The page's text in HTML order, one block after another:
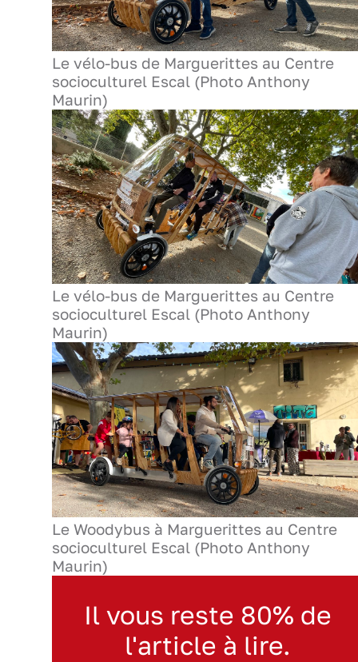
Le vélo-bus de Marguerittes au Centre
socioculturel Escal (Photo Anthony
Maurin)
Le vélo-bus de Marguerittes au Centre
socioculturel Escal (Photo Anthony
Maurin)
Le Woodybus à Marguerittes au Centre
socioculturel Escal (Photo Anthony
Maurin)
Il vous reste 80% de
l'article à lire.